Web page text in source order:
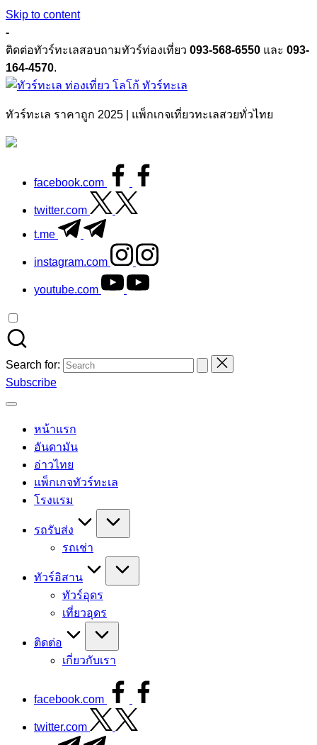
Skip to content
-
ติดต่อทัวร์ทะเลสอบถามทัวร์ท่องเที่ยว 093-568-6550 และ 093-
164-4570.
ทัวร์ทะเล
ทัวร์ทะเล ราคาถูก 2025 | แพ็กเกจเที่ยวทะเลสวยทั่วไทย
facebook.com
twitter.com
t.me
instagram.com
youtube.com
Search for:
Subscribe
หน้าแรก
อันดามัน
อ่าวไทย
แพ็กเกจทัวร์ทะเล
โรงแรม
รถรับส่ง
รถเช่า
ทัวร์อิสาน
ทัวร์อุดร
เที่ยวอุดร
ติดต่อ
เกี่ยวกับเรา
facebook.com
twitter.com